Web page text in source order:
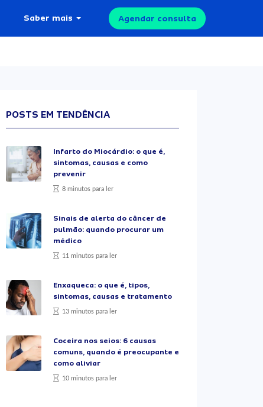
Saber mais Agendar consulta
POSTS EM TENDÊNCIA
Infarto do Miocárdio: o que é,
sintomas, causas e como
prevenir
8 minutos para ler
Sinais de alerta do câncer de
pulmão: quando procurar um
médico
11 minutos para ler
Enxaqueca: o que é, tipos,
sintomas, causas e tratamento
13 minutos para ler
Coceira nos seios: 6 causas
comuns, quando é preocupante e
como aliviar
10 minutos para ler